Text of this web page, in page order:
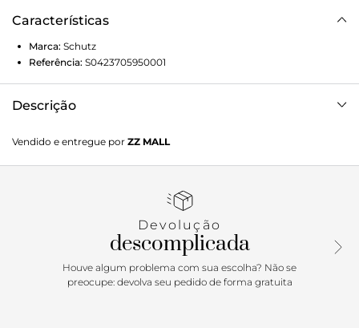
Características
Marca: Schutz
Referência: S0423705950001
Descrição
uma forma irresistível. Além do acabamento metalizado,
esse modelo traz a luxuosa aplicação da pedraria na tira
Vendido e entregue por ZZ MALL
Devolução
descomplicada
Houve algum problema com sua escolha? Não se
preocupe: devolva seu pedido de forma gratuita